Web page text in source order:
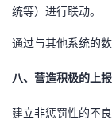
统等）进行联动。
通过与其他系统的
八、 营造积极的上报
建立非惩罚性的不